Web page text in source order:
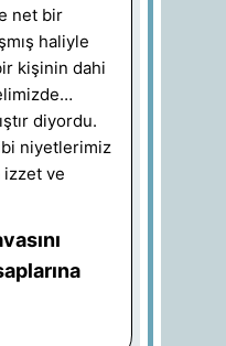
net bir
haliyle
kişinin dahi
diyordu.
niyetlerimiz
ve